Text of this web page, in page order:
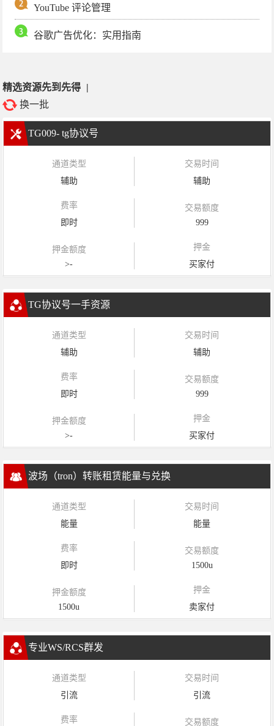
YouTube 评论管理
谷歌广告优化：实用指南
精选资源先到先得 |
换一批
TG009- tg协议号
通道类型
辅助
交易时间
辅助
费率
即时
交易额度
999
押金额度
>-
押金
买家付
TG协议号一手资源
通道类型
辅助
交易时间
辅助
费率
即时
交易额度
999
押金额度
>-
押金
买家付
波场（tron）转账租赁能量与兑换
通道类型
能量
交易时间
能量
费率
即时
交易额度
1500u
押金额度
1500u
押金
卖家付
专业WS/RCS群发
通道类型
引流
交易时间
引流
费率 交易额度